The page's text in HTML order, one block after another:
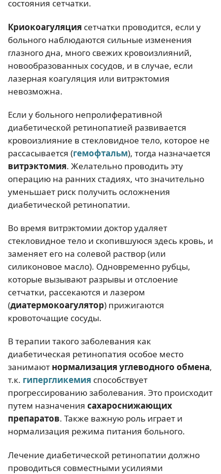
состояния сетчатки.
Криокоагуляция сетчатки проводится, если у
больного наблюдаются сильные изменения
глазного дна, много свежих кровоизлияний,
новообразованных сосудов, и в случае, если
лазерная коагуляция или витрэктомия
невозможна.
Если у больного непролиферативной
диабетической ретинопатией развивается
кровоизлияние в стекловидное тело, которое не
рассасывается (гемофтальм), тогда назначается
витрэктомия. Желательно проводить эту
операцию на ранних стадиях, что значительно
уменьшает риск получить осложнения
диабетической ретинопатии.
Во время витрэктомии доктор удаляет
стекловидное тело и скопившуюся здесь кровь, и
заменяет его на солевой раствор (или
силиконовое масло). Одновременно рубцы,
которые вызывают разрывы и отслоение
сетчатки, рассекаются и лазером
(диатермокоагулятор) прижигаются
кровоточащие сосуды.
В терапии такого заболевания как
диабетическая ретинопатия особое место
занимают нормализация углеводного обмена,
т.к. гипергликемия способствует
прогрессированию заболевания. Это происходит
путем назначения сахароснижающих
препаратов. Также важную роль играет и
нормализация режима питания больного.
Лечение диабетической ретинопатии должно
проводиться совместными усилиями